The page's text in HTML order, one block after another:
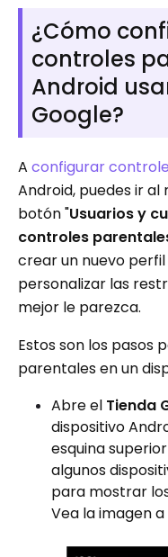
¿Cómo
controles
Android
Google?
A configurar
Android, puedes ir al
botón "Usuarios y
controles
crear un nuevo perfil
personalizar las
mejor le parezca.
Estos son los pasos
parentales en un
Abre el Tienda
dispositivo
esquina
algunos
para mostrar
Vea la imagen